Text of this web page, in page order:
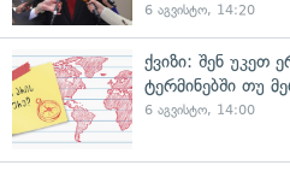
6 აგვისტო, 14:20
ქვიზი: შენ უკეთ
ტერმინებში თუ
6 აგვისტო, 14:00